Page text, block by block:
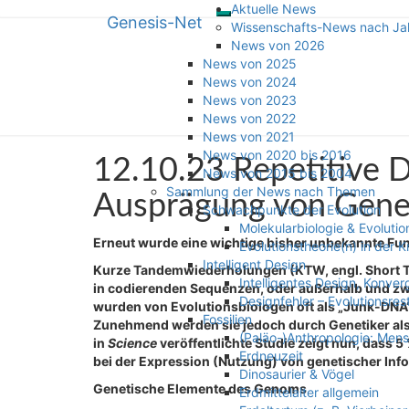
Toggle
navigation
Genesis-Net
Aktuelle News
Wissenschafts-News nach
News von 2026
News von 2025
News von 2024
News von 2023
News von 2022
News von 2021
News von 2020 bis 2016
News von 2015 bis 2004
Sammlung der News nach Themen
Schwachpunkte der Evolution
Molekularbiologie &
Evolutionstheorie(n) in der
Intelligent Design
Intelligentes Design,
Designfehler –
Fossilien
(Paläo-)Anthropologie:
Erdneuzeit
Dinosaurier & Vögel
Erdmittelalter allgemein
Genesis-Net
Wissenschaft aus
12.10.23
Repetitive
DNA-
Sequenzen
steuern
die
Ausprägung
von
Genen
12.10.23 Repetitive
Ausprägung von
Erneut wurde eine wichtige bisher unbekannte
Kurze Tandemwiederholungen (KTW, engl. Short
in codierenden Sequenzen, oder außerhalb und
wurden von Evolutionsbiologen oft als „Junk-
Zunehmend werden sie jedoch durch Genetiker
in Scienceveröffentlichte Studie zeigt nun, dass 5
bei der Expression (Nutzung) von genetischer
Genetische Elemente des Genoms